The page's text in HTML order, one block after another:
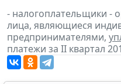
- налогоплательщики -
лица, являющиеся
предпринимателями,
платежи за II квартал